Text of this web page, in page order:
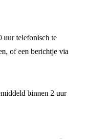
uur telefonisch te
of een berichtje via
binnen 2 uur